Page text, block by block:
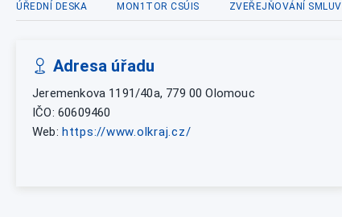
ÚŘEDNÍ DESKA MON1TOR CSÚIS ZVEŘEJŇOVÁNÍ SMLUV
Adresa úřadu
Jeremenkova 1191/40a, 779 00 Olomouc
IČO: 60609460
Web: https://www.olkraj.cz/